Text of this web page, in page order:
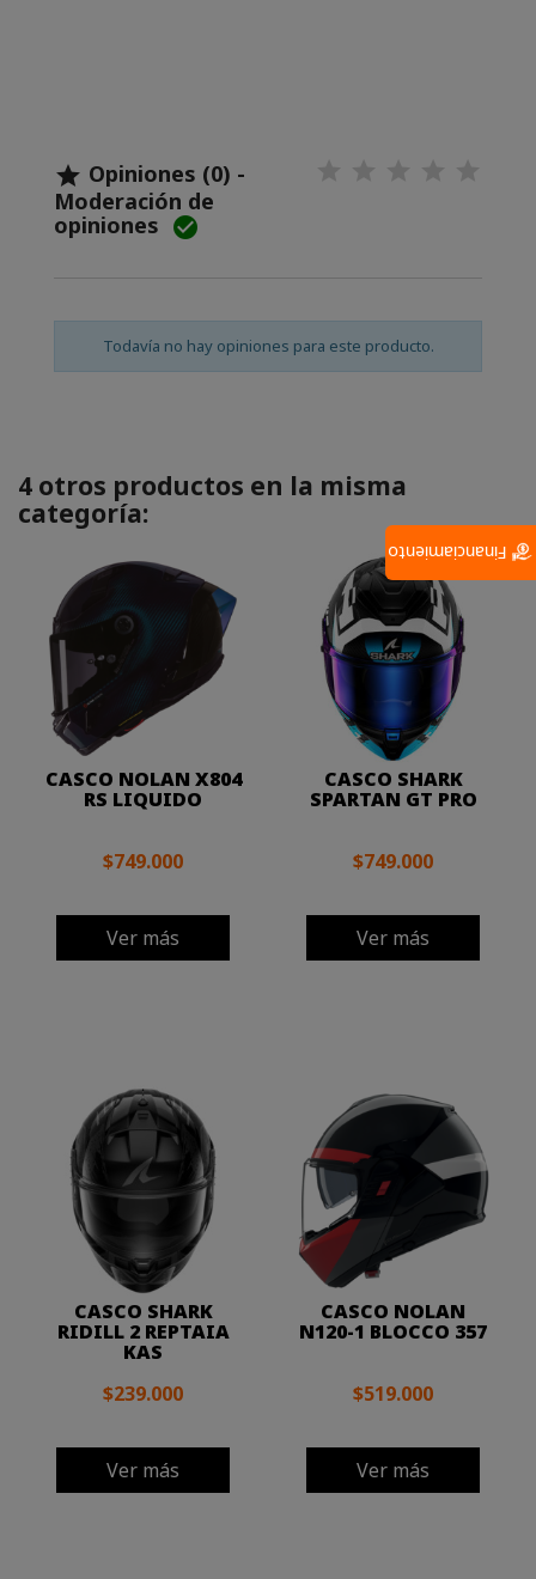
 Opiniones (0) -
Moderación de
opiniones 
Todavía no hay opiniones para este producto.
4 otros productos en la misma
categoría:
CASCO NOLAN X804
RS LIQUIDO
$749.000
Ver más
CASCO SHARK
SPARTAN GT PRO
$749.000
Ver más
CASCO SHARK
RIDILL 2 REPTAIA
KAS
$239.000
Ver más
CASCO NOLAN
N120-1 BLOCCO 357
$519.000
Ver más
Financiamiento